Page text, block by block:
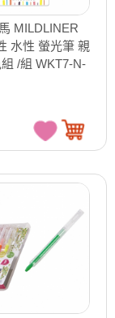
MILDLINER
水性 螢光筆 親
/組 WKT7-N-